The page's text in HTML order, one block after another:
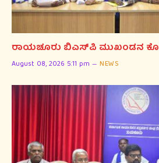
ರಾಯಚೂರು ಬಿಎಸ್‌ಪಿ ಮುಖಂಡನ
August 08, 2026 5:11 pm NEWS